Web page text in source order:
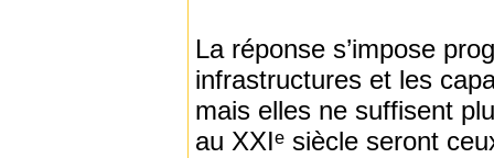
La réponse s’impose
infrastructures et les
mais elles ne suffisent
au XXIᵉ siècle seront